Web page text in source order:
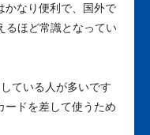
かなり便利で、国外で
るほど常識となってい
ている人が多いです
ードを差して使うため